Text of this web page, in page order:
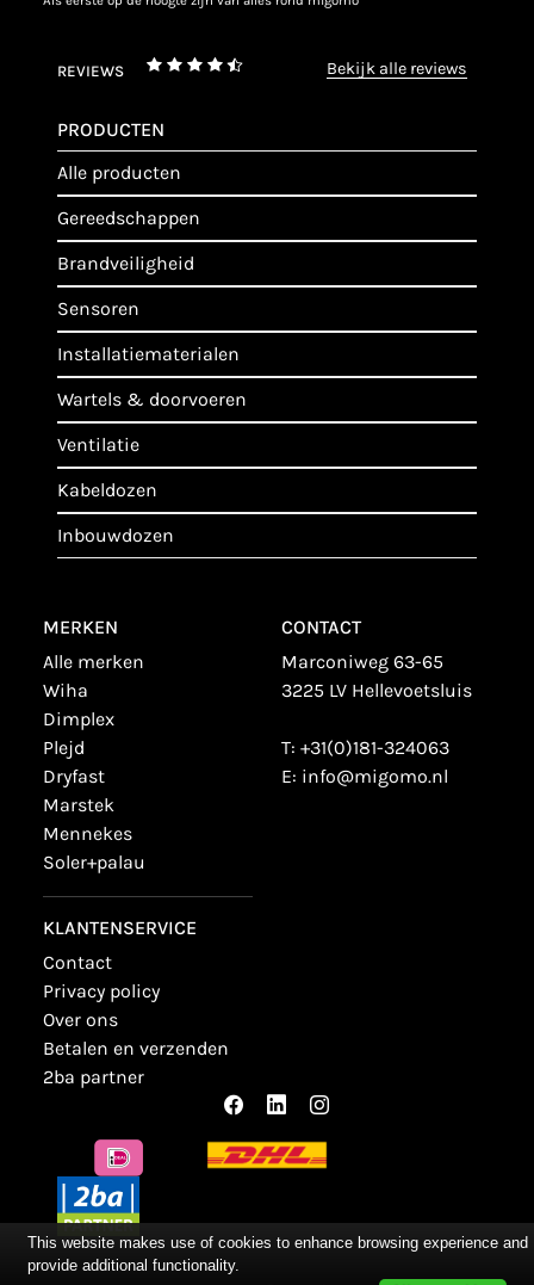
REVIEWS bekijk alle reviews
PRODUCTEN
alle producten
gereedschappen
brandveiligheid
sensoren
installatiematerialen
wartels & doorvoeren
ventilatie
kabeldozen
inbouwdozen
MERKEN
alle merken
wiha
dimplex
plejd
dryfast
marstek
mennekes
soler+palau
KLANTENSERVICE
contact
privacy policy
over ons
betalen en verzenden
2ba partner
CONTACT
Marconiweg 63-65
3225 LV Hellevoetsluis
T: +31(0)181-324063
E: info@migomo.nl
This website makes use of cookies to enhance browsing experience and
provide additional functionality.